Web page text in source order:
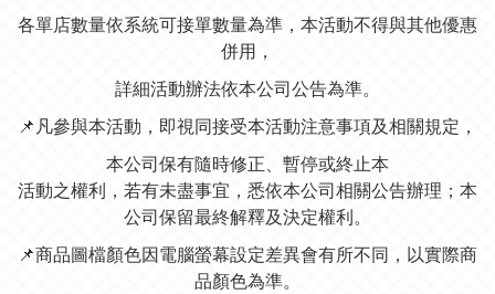
各單店數量依系統可接單數量為準，本活動不得與其他優惠
併用，
詳細活動辦法依本公司公告為準。
📌凡參與本活動，即視同接受本活動注意事項及相關規定，
本公司保有隨時修正、暫停或終止本
活動之權利，若有未盡事宜，悉依本公司相關公告辦理；本
公司保留最終解釋及決定權利。
📌商品圖檔顏色因電腦螢幕設定差異會有所不同，以實際商
品顏色為準。